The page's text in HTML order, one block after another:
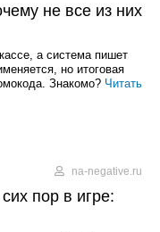
не все из них
а система пишет
но итоговая
Знакомо? Читать
na-negative.ru
пор в игре: